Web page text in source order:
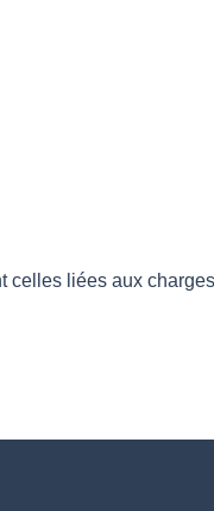
celles liées aux